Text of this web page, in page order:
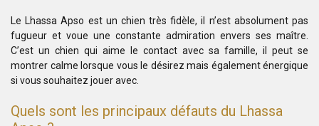
Le Lhassa Apso est un chien très fidèle, il n’est absolument pas
fugueur et voue une constante admiration envers ses maître.
C’est un chien qui aime le contact avec sa famille, il peut se
montrer calme lorsque vous le désirez mais également énergique
si vous souhaitez jouer avec.
Quels sont les principaux défauts du Lhassa